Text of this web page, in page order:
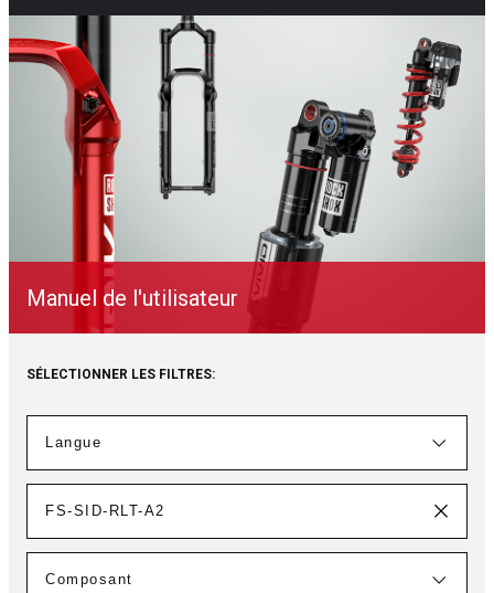
Manuel de l'utilisateur
SÉLECTIONNER LES FILTRES: